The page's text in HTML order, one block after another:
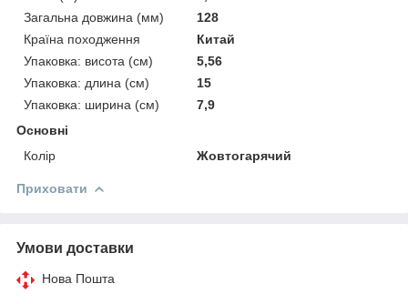
Загальна довжина (мм)
128
Країна походження
Китай
Упаковка: висота (см)
5,56
Упаковка: длина (см)
15
Упаковка: ширина (см)
7,9
Основні
Колір
Жовтогарячий
Приховати
Умови доставки
Нова Пошта